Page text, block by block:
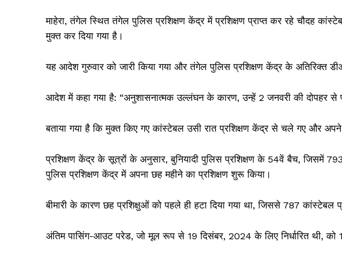
माहेरा, तंगेल स्थित तंगेल पुलिस प्रशिक्षण केंद्र में प्रशिक्षण प्राप्त कर रहे चौदह
मुक्त कर दिया गया है।
यह आदेश गुरुवार को जारी किया गया और तंगेल पुलिस प्रशिक्षण केंद्र के अतिरिक्त
आदेश में कहा गया है: “अनुशासनात्मक उल्लंघन के कारण, उन्हें 2 जनवरी की दोपहर से
बताया गया है कि मुक्त किए गए कांस्टेबल उसी रात प्रशिक्षण केंद्र से चले गए और
प्रशिक्षण केंद्र के सूत्रों के अनुसार, बुनियादी पुलिस प्रशिक्षण के 54वें बैच, जिसमें
पुलिस प्रशिक्षण केंद्र में अपना छह महीने का प्रशिक्षण शुरू किया।
बीमारी के कारण छह प्रशिक्षुओं को पहले ही हटा दिया गया था, जिससे 787 कांस्टेबल
अंतिम पासिंग-आउट परेड, जो मूल रूप से 19 दिसंबर, 2024 के लिए निर्धारित थी,